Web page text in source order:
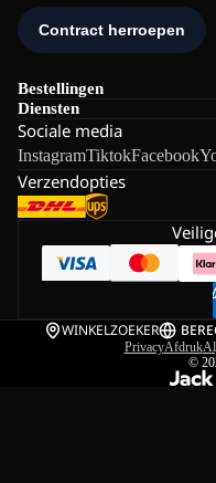
Bestellingen
Diensten
Sociale media
InstagramTiktokFacebook
Verzendopties
WINKELZOEKER BE
PrivacyAfdruk
©